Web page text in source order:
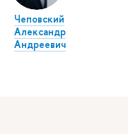
Чеповский
Александр
Андреевич